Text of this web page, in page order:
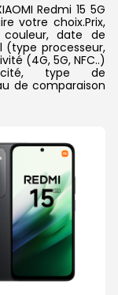
Redmi 15 5G
votre choix.Prix,
couleur, date de
(type processeur,
(4G, 5G, NFC..)
type de
de comparaison